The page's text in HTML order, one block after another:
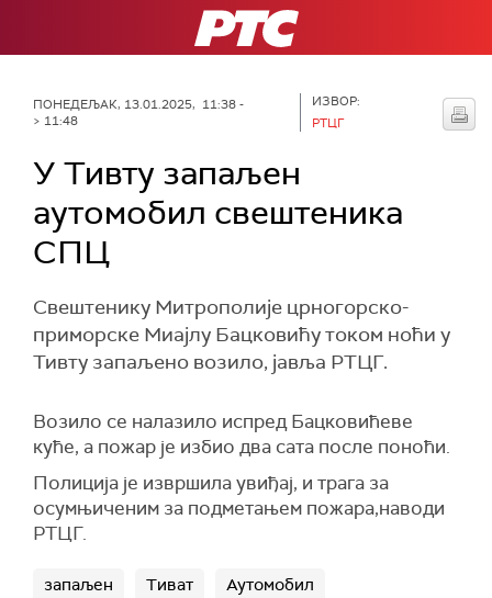
РТС
ПОНЕДЕЉАК, 13.01.2025, 11:38 -
> 11:48
ИЗВОР:
РТЦГ
У Тивту запаљен
аутомобил свештеника
СПЦ
Свештенику Митрополије црногорско-
приморске Миајлу Бацковићу током ноћи у
Тивту запаљено возило, јавља РТЦГ.
Возило се налазило испред Бацковићеве
куће, а пожар је избио два сата после поноћи.
Полиција је извршила увиђај, и трага за
осумњиченим за подметањем пожара,наводи
РТЦГ.
запаљен Тиват Аутомобил